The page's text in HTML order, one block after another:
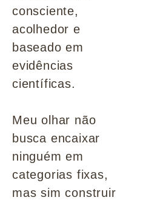
consciente,
acolhedor e
baseado em
evidências
científicas.
Meu olhar não
busca encaixar
ninguém em
categorias fixas,
mas sim construir